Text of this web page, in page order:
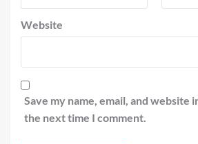
Website
Save my name, email, and website
the next time I comment.